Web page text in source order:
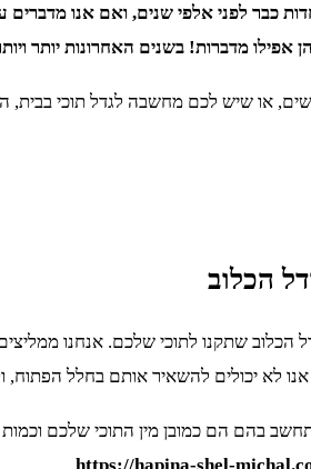
כבר לפני אלפי שנים, ואם אנו
אפילו מדברות! בשנים האחרונות יותר
או שיש לכם מחשבה לגדל תוכי בבית,
הכלוב
הכלוב שתקנו לתוכי שלכם. אנחנו
לא יכולים להשאיר אותם בחלל הפתוח,
בהם הם כמובן מין התוכי שלכם וכמות